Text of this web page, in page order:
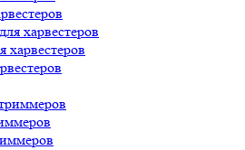
харвестеров
харвестеров